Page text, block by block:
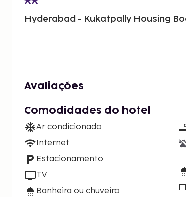
Hyderabad - Kukatpally Housing
Avaliações
Comodidades do hotel
Ar condicionado
Internet
Estacionamento
TV
Banheira ou chuveiro